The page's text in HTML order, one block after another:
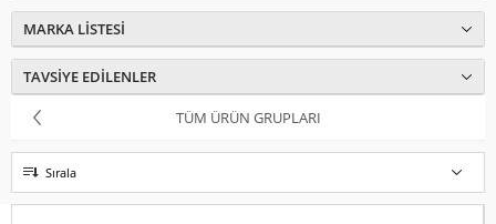
MARKA LISTESI
TAVSIYE EDILENLER
TÜM ÜRÜN GRUPLARI
Sırala